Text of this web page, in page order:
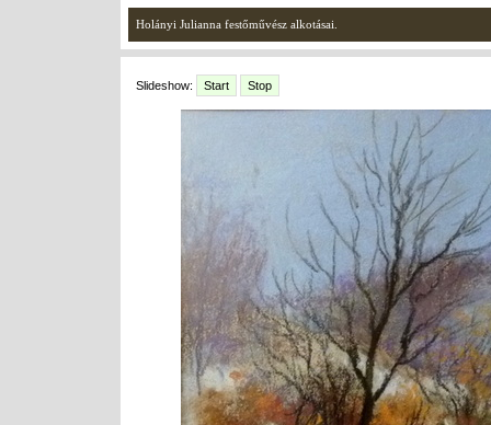
Holányi Julianna festőművész alkotásai.
Slideshow: Start Stop